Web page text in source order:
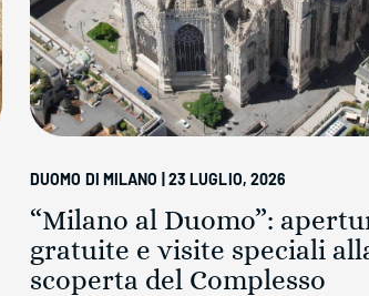
DUOMO DI MILANO | 23 LUGLIO, 2026
“Milano al Duomo”:
gratuite e visite speciali
scoperta del Complesso